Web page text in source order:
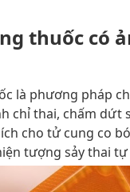
thuốc có
là phương pháp
chỉ thai, chấm dứt
cho tử cung co
tượng sảy thai tự